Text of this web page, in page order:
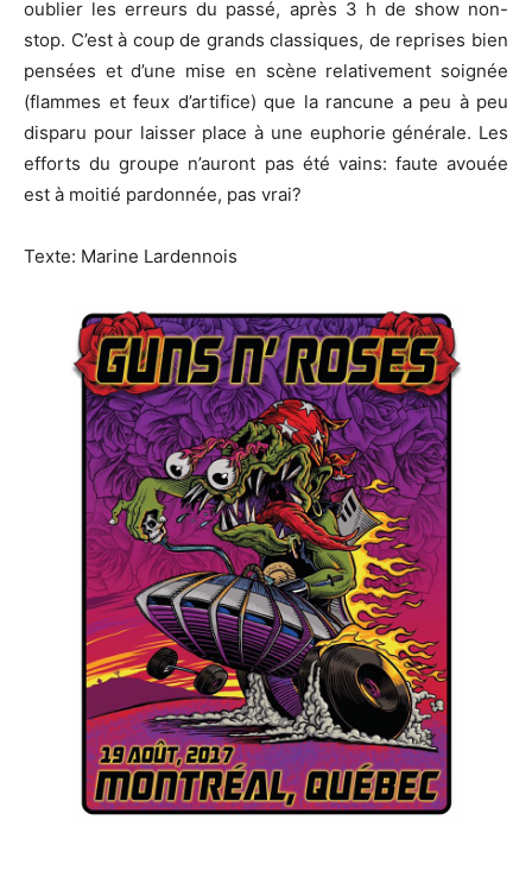
oublier les erreurs du passé, après 3 h de show non-
stop. C’est à coup de grands classiques, de reprises bien
pensées et d’une mise en scène relativement soignée
(flammes et feux d’artifice) que la rancune a peu à peu
disparu pour laisser place à une euphorie générale. Les
efforts du groupe n’auront pas été vains: faute avouée
est à moitié pardonnée, pas vrai?
Texte: Marine Lardennois